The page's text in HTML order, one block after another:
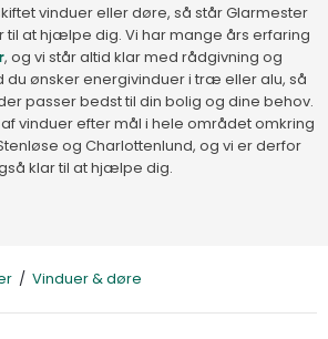
vinduer eller døre, så står Glarmester
til at hjælpe dig. Vi har mange års erfaring
, og vi står altid klar med rådgivning og
du ønsker energivinduer i træ eller alu, så
passer bedst til din bolig og dine behov.
vinduer efter mål i hele området omkring
og Charlottenlund, og vi er derfor
klar til at hjælpe dig.
/ Vinduer & døre